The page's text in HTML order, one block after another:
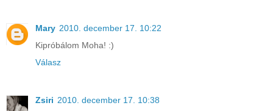
Mary 2010. december 17. 10:22
Kipróbálom Moha! :)
Válasz
Zsiri 2010. december 17. 10:38